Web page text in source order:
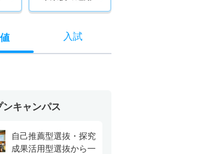
入試
ンキャンパス
自己推薦型選抜・探究
成果活用型選抜から一